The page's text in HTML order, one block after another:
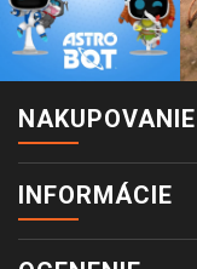
NAKUPOVANIE
INFORMÁCIE